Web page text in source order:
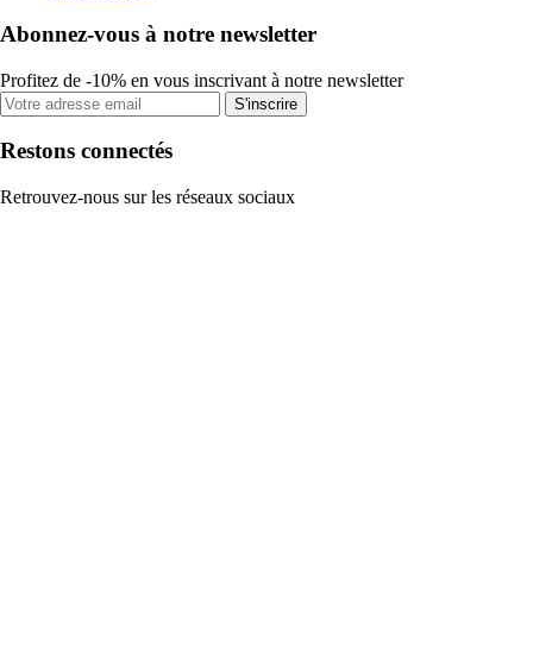
Abonnez-vous à notre newsletter
Profitez de -10% en vous inscrivant à notre newsletter
S'inscrire
Restons connectés
Retrouvez-nous sur les réseaux sociaux